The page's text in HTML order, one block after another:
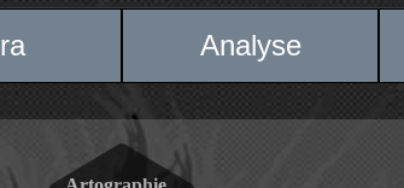
Analyse